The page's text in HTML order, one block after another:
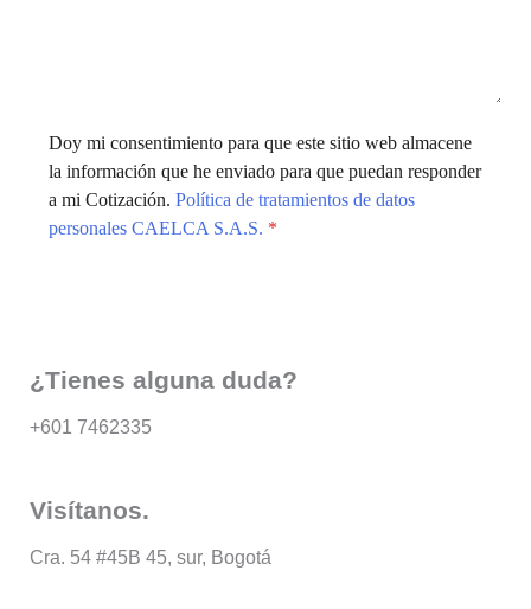
Doy mi consentimiento para que este sitio web almacene
la información que he enviado para que puedan responder
a mi Cotización. Política de tratamientos de datos
personales CAELCA S.A.S. *
¿Tienes alguna duda?
+601 7462335
Visítanos.
Cra. 54 #45B 45, sur, Bogotá